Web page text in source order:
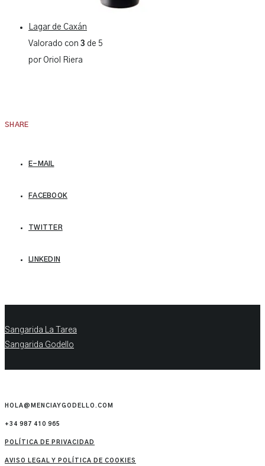
Lagar de Caxán
Valorado con 3 de 5
por Oriol Riera
SHARE
E-MAIL
FACEBOOK
TWITTER
LINKEDIN
Sangarida La Tarea
Sangarida Godello
HOLA@MENCIAYGODELLO.COM
+34 987 410 965
POLÍTICA DE PRIVACIDAD
AVISO LEGAL Y POLÍTICA DE COOKIES